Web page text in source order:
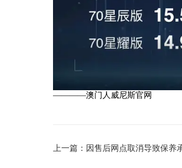
————澳门人威尼斯官网